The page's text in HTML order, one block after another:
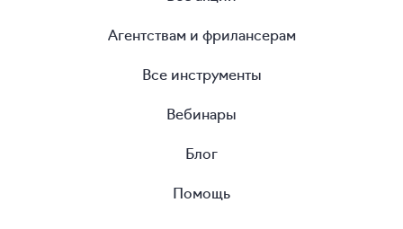
Агентствам и фрилансерам
Все инструменты
Вебинары
Блог
Помощь